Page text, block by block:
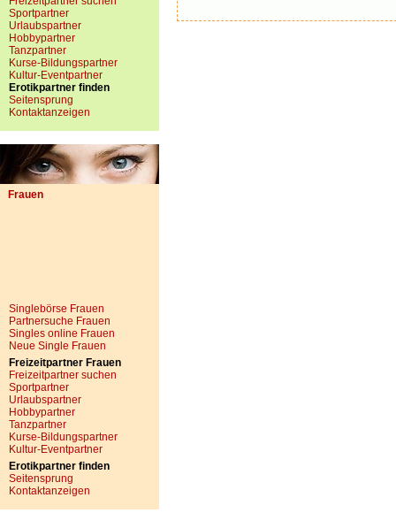
Sportpartner
Urlaubspartner
Hobbypartner
Tanzpartner
Kurse-Bildungspartner
Kultur-Eventpartner
Erotikpartner finden
Seitensprung
Kontaktanzeigen
Frauen
Singlebörse Frauen
Partnersuche Frauen
Singles online Frauen
Neue Single Frauen
Freizeitpartner Frauen
Freizeitpartner suchen
Sportpartner
Urlaubspartner
Hobbypartner
Tanzpartner
Kurse-Bildungspartner
Kultur-Eventpartner
Erotikpartner finden
Seitensprung
Kontaktanzeigen